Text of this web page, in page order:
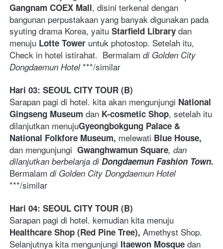
Gangnam COEX Mall, disini terkenal dengan
bangunan perpustakaan yang banyak digunakan pada
syuting drama Korea, yaitu Starfield Library dan
menuju Lotte Tower untuk photostop. Setelah itu,
Check in hotel istirahat.  Bermalam di Golden City
Dongdaemun Hotel ***/similar
Hari 03: SEOUL CITY TOUR (B)
Sarapan pagi di hotel. kita akan mengunjungi National
Gingseng Museum dan K-cosmetic Shop, setelah itu
dilanjutkan menujuGyeongbokgung Palace &
National Folkfore Museum, melewati
dan mengunjungi Gwanghwamun Square, dan
dilanjutkan berbelanja di
Bermalam di Golden City Dongdaemun Hotel
***/similar
Hari 04: SEOUL CITY TOUR (B)
Healthcare Shop (Red Pine Tree), Amethyst Shop.
Selanjutnya kita mengunjungi Itaewon Mosque dan